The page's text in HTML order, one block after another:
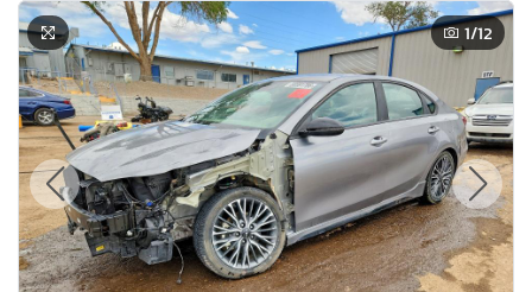
1/12